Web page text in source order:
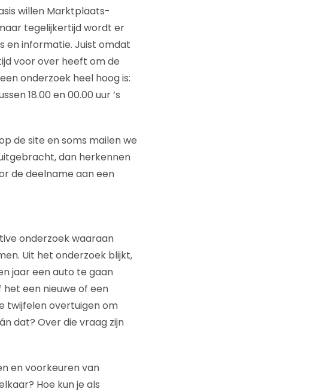
willen Marktplaats-
tegelijkertijd wordt er
en informatie. Juist omdat
voor over heeft om de
onderzoek heel hoog is:
18.00 en 00.00 uur ’s
de site en soms mailen we
dan herkennen
de deelname aan een
onderzoek waaraan
Uit het onderzoek blijkt,
jaar een auto te gaan
een nieuwe of een
twijfelen overtuigen om
dat? Over die vraag zijn
en voorkeuren van
Hoe kun je als